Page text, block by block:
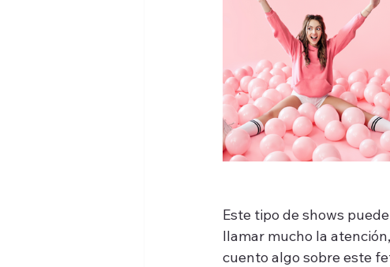
Este tipo de shows
llamar mucho la
cuento algo sobre este